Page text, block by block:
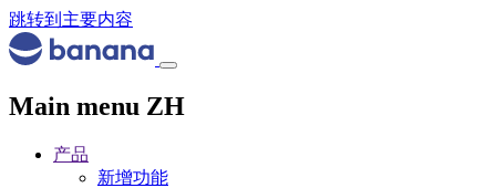
跳转到主要内容
Main menu ZH
产品
新增功能